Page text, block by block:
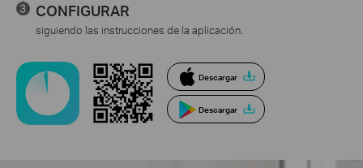
CONFIGURAR
siguiendo las instrucciones de la aplicación.
Descargar
Descargar